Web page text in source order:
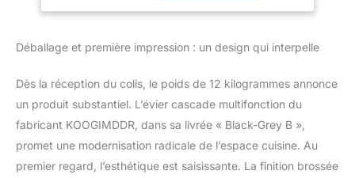
cascade, un ensemble
une planche à découper,
un bassin de vidange
nano, un panier de
robinet purificateur
d'eau, un lave-gobelet,
Déballage et première impression : un design qui interpelle
Dès la réception du colis, le poids de 12 kilogrammes annonce
un produit substantiel. L’évier cascade multifonction du
fabricant KOOGIMDDR, dans sa livrée « Black-Grey B »,
promet une modernisation radicale de l’espace cuisine. Au
premier regard, l’esthétique est saisissante. La finition brossée